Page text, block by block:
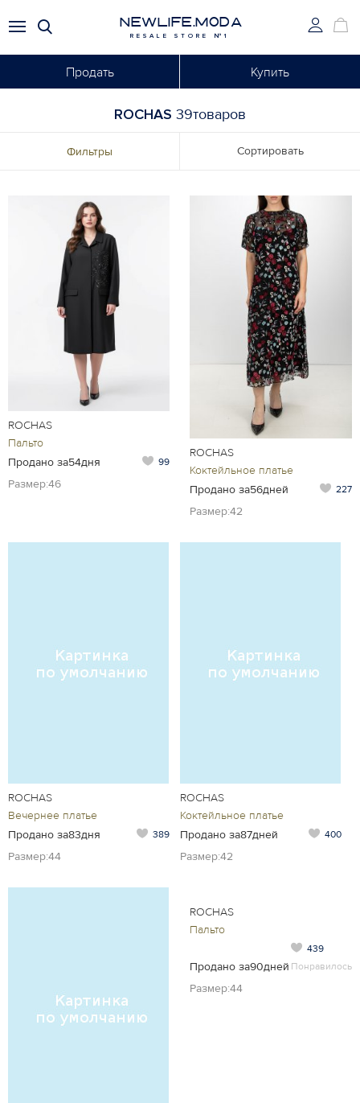
NEWLIFE.MODA
RESALE STORE №1
Продать Купить
ROCHAS 39товаров
Фильтры Сортировать
ROCHAS
Пальто
Продано за54дня
99
Размер:46
ROCHAS
Коктейльное платье
Продано за56дней
227
Размер:42
ROCHAS
Вечернее платье
Продано за83дня
389
Размер:44
ROCHAS
Коктейльное платье
Продано за87дней
400
Размер:42
ROCHAS
Пальто
Продано за90дней
439
Понравилось
Размер:44